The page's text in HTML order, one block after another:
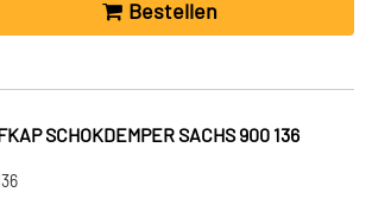
Bestellen
SCHOKDEMPER SACHS 900 136